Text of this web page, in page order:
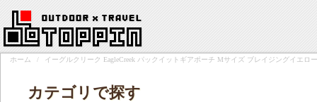
ホーム / イーグルクリーク EagleCreek パックイットギアポーチ Mサイズ ブレイジングイエロー
カテゴリで探す